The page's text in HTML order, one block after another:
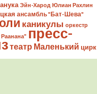
Эйн-Харод Юлиан Рахлин
ансамбль "Бат-Шева"
каникулы оркестр
пресс-
театр Маленький цирк